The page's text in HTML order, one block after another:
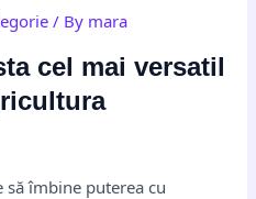
/ By mara
cel mai versatil
îmbine puterea cu